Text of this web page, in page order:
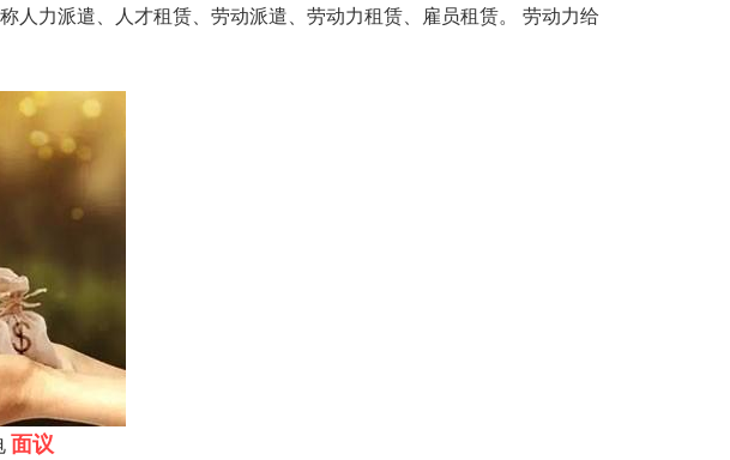
力派遣、人才租赁、劳动派遣、劳动力租赁、雇员租赁。 劳动力给
面议